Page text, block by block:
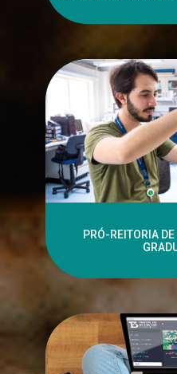
PRÓ-REITORIA